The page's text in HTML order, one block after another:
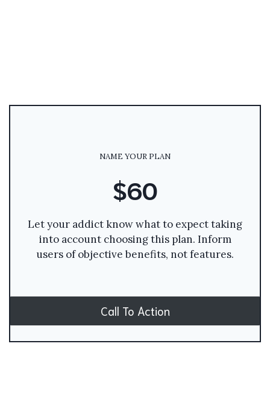
NAME YOUR PLAN
$60
Let your addict know what to expect taking
into account choosing this plan. Inform
users of objective benefits, not features.
Call To Action